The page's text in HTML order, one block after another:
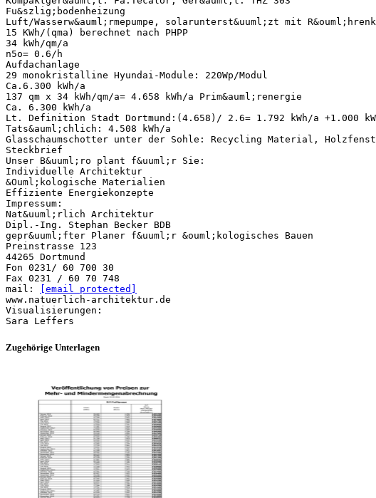
Fu&szlig;bodenheizung
Luft/Wasserw&auml;rmepumpe, solarunterst&uuml;zt mit
15 KWh/(qma) berechnet nach PHPP
34 kWh/qm/a
n5o= 0.6/h
Aufdachanlage
29 monokristalline Hyundai-Module: 220Wp/Modul
Ca.6.300 kWh/a
137 qm x 34 kWh/qm/a= 4.658 kWh/a Prim&auml;renergie
Ca. 6.300 kWh/a
Lt. Definition Stadt Dortmund:(4.658)/ 2.6= 1.792 kWh/a +1.000
Tats&auml;chlich: 4.508 kWh/a
Glasschaumschotter unter der Sohle: Recycling Material,
Steckbrief
Unser B&uuml;ro plant f&uuml;r Sie:
Individuelle Architektur
&Ouml;kologische Materialien
Effiziente Energiekonzepte
Impressum:
Nat&uuml;rlich Architektur
Dipl.-Ing. Stephan Becker BDB
gepr&uuml;fter Planer f&uuml;r &ouml;kologisches Bauen
Preinstrasse 123
44265 Dortmund
Fon 0231/ 60 700 30
Fax 0231 / 60 70 748
mail:
[email protected]
www.natuerlich-architektur.de
Visualisierungen:
Zugehörige Unterlagen